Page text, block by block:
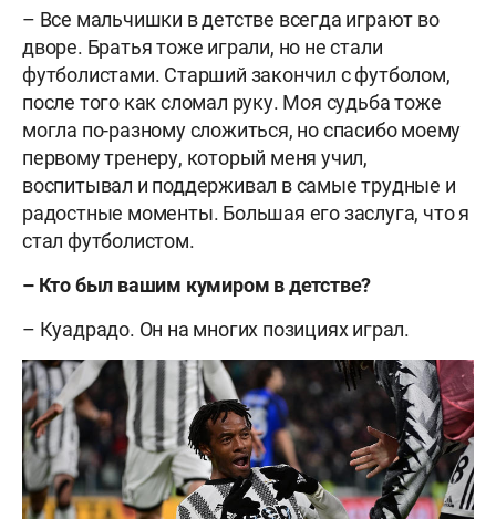
– Все мальчишки в детстве всегда играют во
дворе. Братья тоже играли, но не стали
футболистами. Старший закончил с футболом,
после того как сломал руку. Моя судьба тоже
могла по-разному сложиться, но спасибо моему
первому тренеру, который меня учил,
воспитывал и поддерживал в самые трудные и
радостные моменты. Большая его заслуга, что я
стал футболистом.
– Кто был вашим кумиром в детстве?
– Куадрадо. Он на многих позициях играл.